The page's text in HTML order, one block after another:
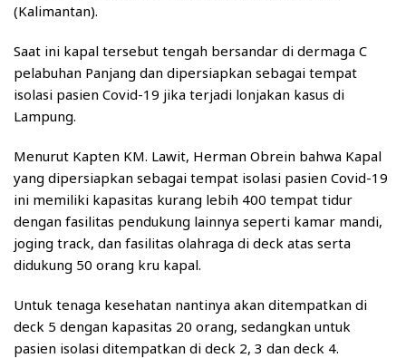
(Kalimantan).
Saat ini kapal tersebut tengah bersandar di dermaga C
pelabuhan Panjang dan dipersiapkan sebagai tempat
isolasi pasien Covid-19 jika terjadi lonjakan kasus di
Lampung.
Menurut Kapten KM. Lawit, Herman Obrein bahwa Kapal
yang dipersiapkan sebagai tempat isolasi pasien Covid-19
ini memiliki kapasitas kurang lebih 400 tempat tidur
dengan fasilitas pendukung lainnya seperti kamar mandi,
joging track, dan fasilitas olahraga di deck atas serta
didukung 50 orang kru kapal.
Untuk tenaga kesehatan nantinya akan ditempatkan di
deck 5 dengan kapasitas 20 orang, sedangkan untuk
pasien isolasi ditempatkan di deck 2, 3 dan deck 4.